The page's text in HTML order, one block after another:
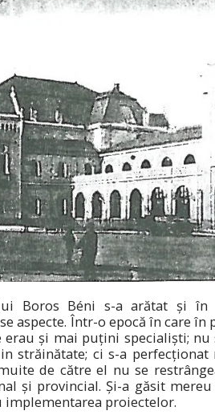
Boros Béni s-a arătat și
aspecte. Într-o epocă în care
erau și mai puțini specialiști;
străinătate; ci s-a
de către el nu se
și provincial. Și-a găsit
proiectelor.